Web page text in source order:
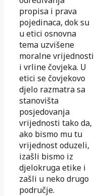
propisa i prava
pojedinaca, dok su
u etici osnovna
tema uzvišene
moralne vrijednosti
i vrline čovjeka. U
etici se čovjekovo
djelo razmatra sa
stanovišta
posjedovanja
vrijednosti tako da,
ako bismo mu tu
vrijednost oduzeli,
izašli bismo iz
djelokruga etike i
zašli u neko drugo
područje.